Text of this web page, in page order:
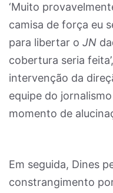
‘Muito
camisa de força eu
para libertar o JN
cobertura seria
intervenção da
equipe do
momento de
Em seguida, Dines
constrangimento